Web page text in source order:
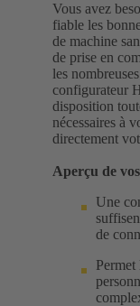
Vous avez
fiable les
de machine
de prise en
les
configurateur
disposition
nécessaires à
directement
Aperçu de
Une
de